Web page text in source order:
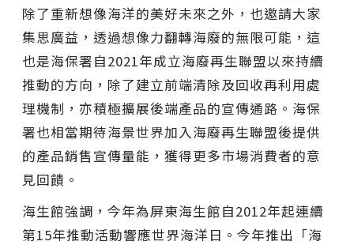
除了重新想像海洋的美好未來之外，也邀請大家
集思廣益，透過想像力翻轉海廢的無限可能，這
也是海保署自2021年成立海廢再生聯盟以來持續
推動的方向，除了建立前端清除及回收再利用處
理機制，亦積極擴展後端產品的宣傳通路。海保
署也相當期待海景世界加入海廢再生聯盟後提供
的產品銷售宣傳量能，獲得更多市場消費者的意
見回饋。
海生館強調，今年為屏東海生館自2012年起連續
第15年推動活動響應世界海洋日。今年推出「海